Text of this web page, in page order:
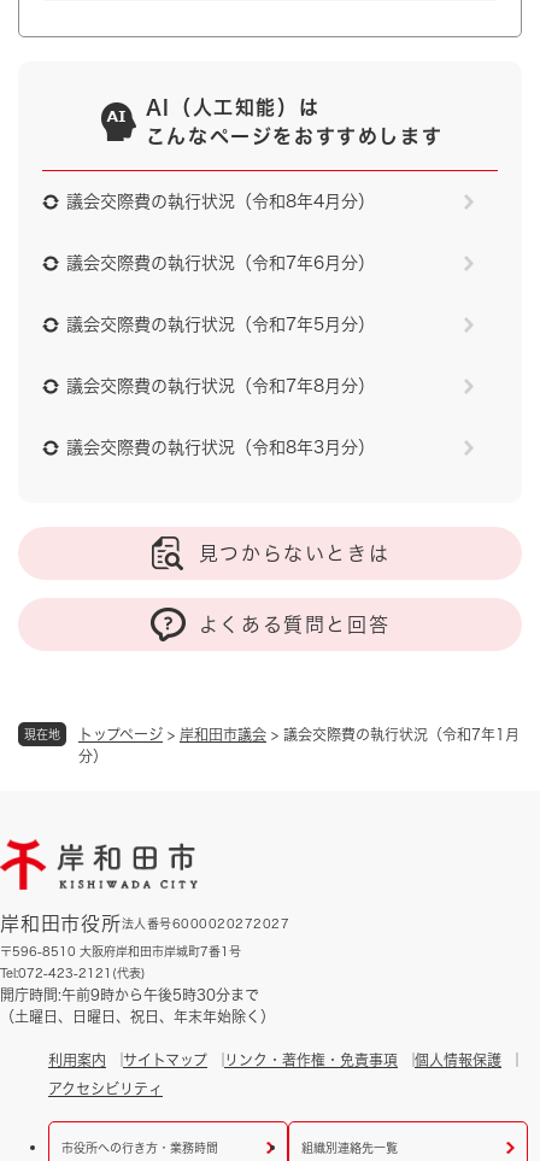
現在地 トップページ > 岸和田市議会 > 議会交際費の執行状況（令和7年1月
分）
AI（人工知能）は
こんなページをおすすめします
議会交際費の執行状況（令和8年4月分）
議会交際費の執行状況（令和7年6月分）
議会交際費の執行状況（令和7年5月分）
議会交際費の執行状況（令和7年8月分）
議会交際費の執行状況（令和8年3月分）
見つからないときは
よくある質問と回答
岸和田市役所法人番号6000020272027
〒596-8510 大阪府岸和田市岸城町7番1号
Tel:072-423-2121(代表)
開庁時間:午前9時から午後5時30分まで
（土曜日、日曜日、祝日、年末年始除く）
利用案内 サイトマップ リンク・著作権・免責事項
個人情報保護
アクセシビリティ
市役所への行き方・業務時間 組織別連絡先一覧